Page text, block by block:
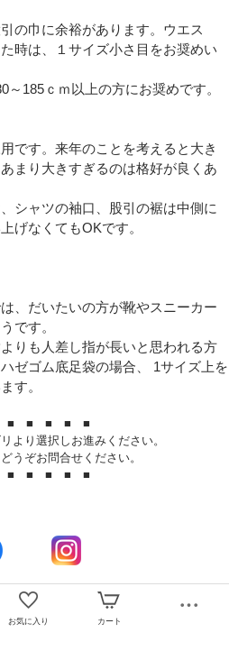
の巾に余裕があります。ウエス
時は、１サイズ小さ目をお奨めい
185ｃｍ以上の方にお奨めです。
です。来年のことを考えると大き
まり大きすぎるのは格好が良くあ
シャツの袖口、股引の裾は中側に
げなくてもOKです。
、だいたいの方が靴やスニーカー
です。
りも人差し指が長いと思われる方
ゼゴム底足袋の場合、 1サイズ上を
す。
■ ■ ■ ■
より選択しお進みください。
うぞお問合せください。
■ ■ ■ ■ ■
お気に入り カート